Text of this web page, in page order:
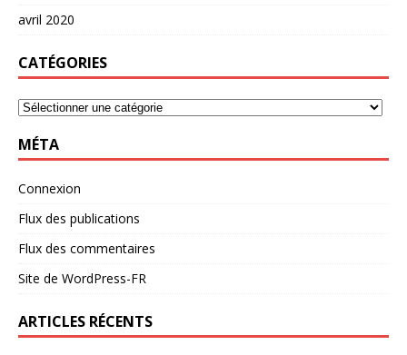
avril 2020
CATÉGORIES
MÉTA
Connexion
Flux des publications
Flux des commentaires
Site de WordPress-FR
ARTICLES RÉCENTS